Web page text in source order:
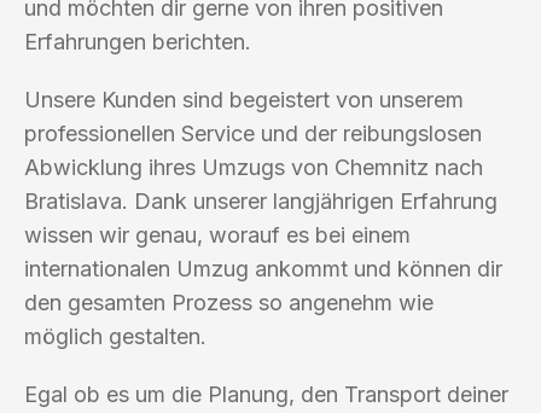
und möchten dir gerne von ihren positiven
Erfahrungen berichten.
Unsere Kunden sind begeistert von unserem
professionellen Service und der reibungslosen
Abwicklung ihres Umzugs von Chemnitz nach
Bratislava. Dank unserer langjährigen Erfahrung
wissen wir genau, worauf es bei einem
internationalen Umzug ankommt und können dir
den gesamten Prozess so angenehm wie
möglich gestalten.
Egal ob es um die Planung, den Transport deiner